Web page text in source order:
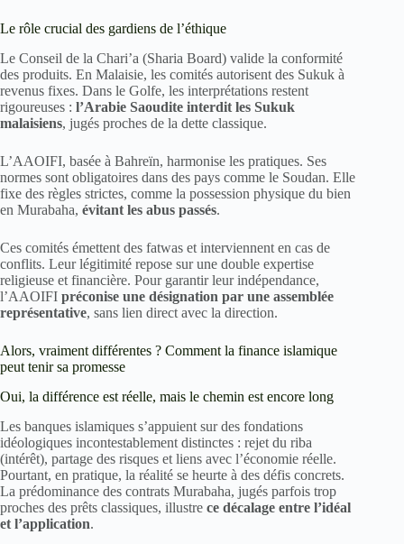
Le rôle crucial des gardiens de l’éthique
Le Conseil de la Chari’a (Sharia Board) valide la conformité
des produits. En Malaisie, les comités autorisent des Sukuk à
revenus fixes. Dans le Golfe, les interprétations restent
rigoureuses : l’Arabie Saoudite interdit les Sukuk
malaisiens, jugés proches de la dette classique.
L’AAOIFI, basée à Bahreïn, harmonise les pratiques. Ses
normes sont obligatoires dans des pays comme le Soudan. Elle
fixe des règles strictes, comme la possession physique du bien
en Murabaha, évitant les abus passés.
Ces comités émettent des fatwas et interviennent en cas de
conflits. Leur légitimité repose sur une double expertise
religieuse et financière. Pour garantir leur indépendance,
l’AAOIFI préconise une désignation par une assemblée
représentative, sans lien direct avec la direction.
Alors, vraiment différentes ? Comment la finance islamique
peut tenir sa promesse
Oui, la différence est réelle, mais le chemin est encore long
Les banques islamiques s’appuient sur des fondations
idéologiques incontestablement distinctes : rejet du riba
(intérêt), partage des risques et liens avec l’économie réelle.
Pourtant, en pratique, la réalité se heurte à des défis concrets.
La prédominance des contrats Murabaha, jugés parfois trop
proches des prêts classiques, illustre ce décalage entre l’idéal
et l’application.